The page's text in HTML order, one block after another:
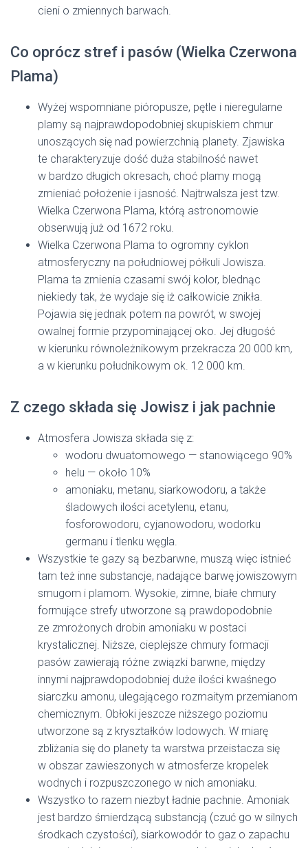
cieni o zmiennych barwach.
Co oprócz stref i pasów (Wielka Czerwona
Plama)
Wyżej wspomniane pióropusze, pętle i nieregularne
plamy są najprawdopodobniej skupiskiem chmur
unoszących się nad powierzchnią planety. Zjawiska
te charakteryzuje dość duża stabilność nawet
w bardzo długich okresach, choć plamy mogą
zmieniać położenie i jasność. Najtrwalsza jest tzw.
Wielka Czerwona Plama, którą astronomowie
obserwują już od 1672 roku.
Wielka Czerwona Plama to ogromny cyklon
atmosferyczny na południowej półkuli Jowisza.
Plama ta zmienia czasami swój kolor, blednąc
niekiedy tak, że wydaje się iż całkowicie znikła.
Pojawia się jednak potem na powrót, w swojej
owalnej formie przypominającej oko. Jej długość
w kierunku równoleżnikowym przekracza 20 000 km,
a w kierunku południkowym ok. 12 000 km.
Z czego składa się Jowisz i jak pachnie
Atmosfera Jowisza składa się z:
wodoru dwuatomowego — stanowiącego 90%
helu — około 10%
amoniaku, metanu, siarkowodoru, a także
śladowych ilości acetylenu, etanu,
fosforowodoru, cyjanowodoru, wodorku
germanu i tlenku węgla.
Wszystkie te gazy są bezbarwne, muszą więc istnieć
tam też inne substancje, nadające barwę jowiszowym
smugom i plamom. Wysokie, zimne, białe chmury
formujące strefy utworzone są prawdopodobnie
ze zmrożonych drobin amoniaku w postaci
krystalicznej. Niższe, cieplejsze chmury formacji
pasów zawierają różne związki barwne, między
innymi najprawdopodobniej duże ilości kwaśnego
siarczku amonu, ulegającego rozmaitym przemianom
chemicznym. Obłoki jeszcze niższego poziomu
utworzone są z kryształków lodowych. W miarę
zbliżania się do planety ta warstwa przeistacza się
w obszar zawieszonych w atmosferze kropelek
wodnych i rozpuszczonego w nich amoniaku.
Wszystko to razem niezbyt ładnie pachnie. Amoniak
jest bardzo śmierdzącą substancją (czuć go w silnych
środkach czystości), siarkowodór to gaz o zapachu